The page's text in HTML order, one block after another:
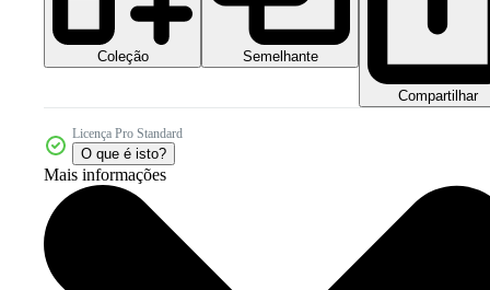
Coleção Semelhante
Compartilhar
Licença Pro Standard
O que é isto?
Mais informações